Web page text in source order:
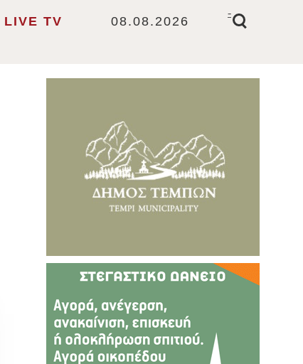
LIVE TV 08.08.2026
-